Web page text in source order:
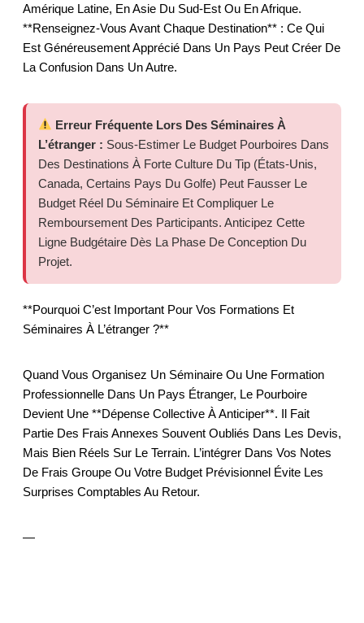
Amérique Latine, En Asie Du Sud-Est Ou En Afrique.
**Renseignez-Vous Avant Chaque Destination** : Ce Qui
Est Généreusement Apprécié Dans Un Pays Peut Créer De
La Confusion Dans Un Autre.
Erreur Fréquente Lors Des Séminaires À
L’étranger : Sous-Estimer Le Budget Pourboires Dans
Des Destinations À Forte Culture Du Tip (États-Unis,
Canada, Certains Pays Du Golfe) Peut Fausser Le
Budget Réel Du Séminaire Et Compliquer Le
Remboursement Des Participants. Anticipez Cette
Ligne Budgétaire Dès La Phase De Conception Du
Projet.
**Pourquoi C’est Important Pour Vos Formations Et
Séminaires À L’étranger ?**
Quand Vous Organisez Un Séminaire Ou Une Formation
Professionnelle Dans Un Pays Étranger, Le Pourboire
Devient Une **dépense Collective À Anticiper**. Il Fait
Partie Des Frais Annexes Souvent Oubliés Dans Les Devis,
Mais Bien Réels Sur Le Terrain. L’intégrer Dans Vos Notes
De Frais Groupe Ou Votre Budget Prévisionnel Évite Les
Surprises Comptables Au Retour.
—